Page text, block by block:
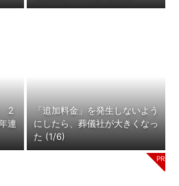
2
連
「追加料金」を発生しないよう
にしたら、葬儀社が大きくなっ
た (1/6)